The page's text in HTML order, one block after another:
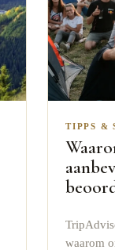
TIPPS &
waarom